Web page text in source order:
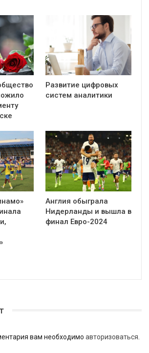
Развитие цифровых
систем аналитики
Англия обыграла
Нидерланды и вышла в
финал Евро-2024
вам необходимо авторизоваться